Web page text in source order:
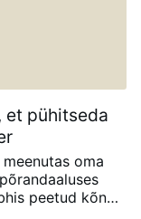
et pühitseda
oma
peetud kõnes,